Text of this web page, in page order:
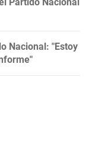
Nacional: "Estoy